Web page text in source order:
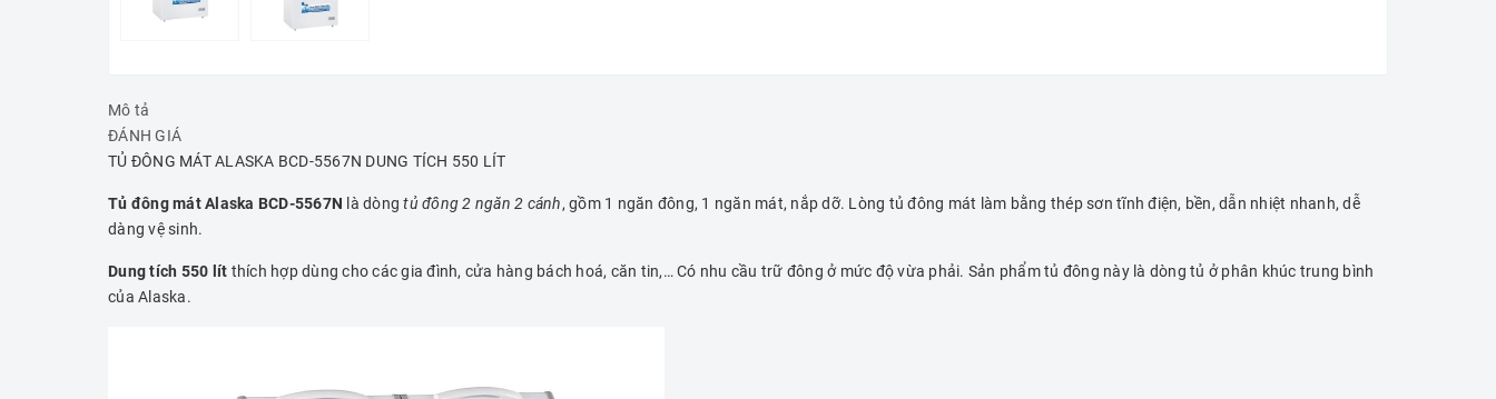
Mô tả
ĐÁNH GIÁ
TỦ ĐÔNG MÁT ALASKA BCD-5567N DUNG TÍCH 550 LÍT
Tủ đông mát Alaska BCD-5567N là dòngtủ đông 2 ngăn 2 cánh, gồm 1 ngăn đông, 1 ngăn mát, nắp dỡ. Lòng tủ đông mát làm bằng thép sơn tĩnh điện, bền, dẫn nhiệt nhanh, dễ
dàng vệ sinh.
Dung tích 550 lít thích hợp dùng cho các gia đình, cửa hàng bách hoá, căn tin,… Có nhu cầu trữ đông ở mức độ vừa phải. Sản phẩm tủ đông này là dòng tủ ở phân khúc trung bình
của Alaska.